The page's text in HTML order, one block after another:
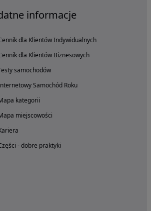
informacje
dla Klientów Indywidualnych
dla Klientów Biznesowych
samochodów
Samochód Roku
kategorii
miejscowości
- dobre praktyki